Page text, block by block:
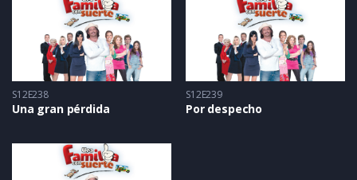
S12E238
Una gran pérdida
S12E239
Por despecho